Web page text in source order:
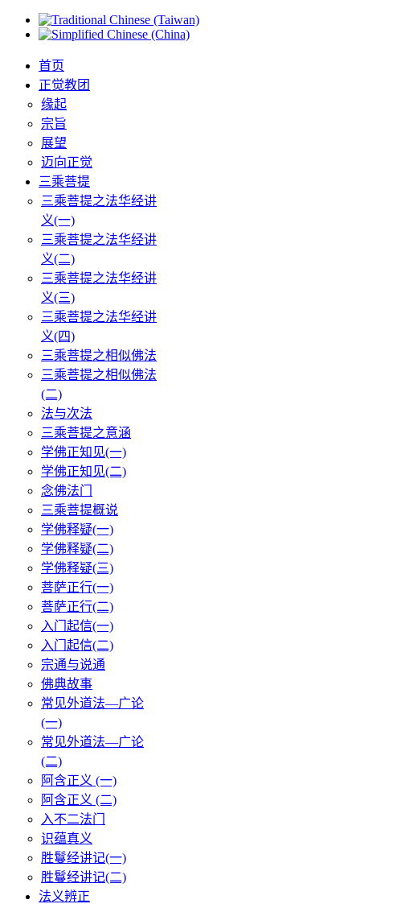
首页
正觉教团
缘起
宗旨
展望
迈向正觉
三乘菩提
三乘菩提之法华经讲
义(一)
三乘菩提之法华经讲
义(二)
三乘菩提之法华经讲
义(三)
三乘菩提之法华经讲
义(四)
三乘菩提之相似佛法
三乘菩提之相似佛法
(二)
法与次法
三乘菩提之意涵
学佛正知见(一)
学佛正知见(二)
念佛法门
三乘菩提概说
学佛释疑(一)
学佛释疑(二)
学佛释疑(三)
菩萨正行(一)
菩萨正行(二)
入门起信(一)
入门起信(二)
宗通与说通
佛典故事
常见外道法—广论
(一)
常见外道法—广论
(二)
阿含正义 (一)
阿含正义 (二)
入不二法门
识蕴真义
胜鬘经讲记(一)
胜鬘经讲记(二)
法义辨正